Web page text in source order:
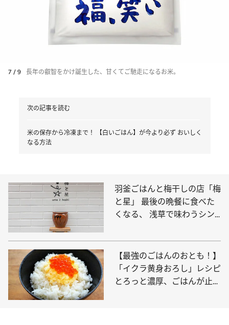
7 / 9 長年の叡智をかけ誕生した、甘くてご馳走になるお米。
次の記事を読む
米の保存から冷凍まで！ 【白いごはん】が今より必ず おいしく
なる方法
羽釜ごはんと梅干しの店「梅
と星」 最後の晩餐に食べた
くなる、 浅草で味わうシン
【最強のごはんのおとも！】
「イクラ黄身おろし」レシピ
とろっと濃厚、ごはんが止ま